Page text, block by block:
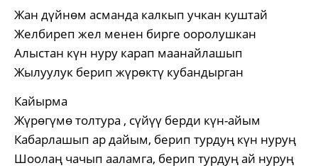
Жан дүйнөм асманда калкып учкан куштай
Желбиреп жел менен бирге ооролушкан
Алыстан күн нуру карап маанайлашып
Жылуулук берип жүрөктү кубандырган
Кайырма
Жүрөгүмө толтура , сүйүү берди күн-айым
Кабарлашып ар дайым, берип турдуң күн нуруң
Шоолаң чачып ааламга, берип турдуң ай нуруң